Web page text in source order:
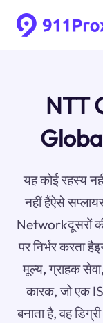
NTT
यह कोई रहस्य
नहीं हैंऐसे
Networkदूसरों
पर निर्भर करता
मूल्य, ग्राहक
कारक, जो एक
बनाता है, वह